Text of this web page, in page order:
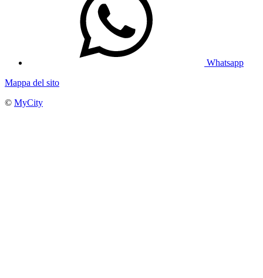
Whatsapp
Mappa del sito
© MyCity